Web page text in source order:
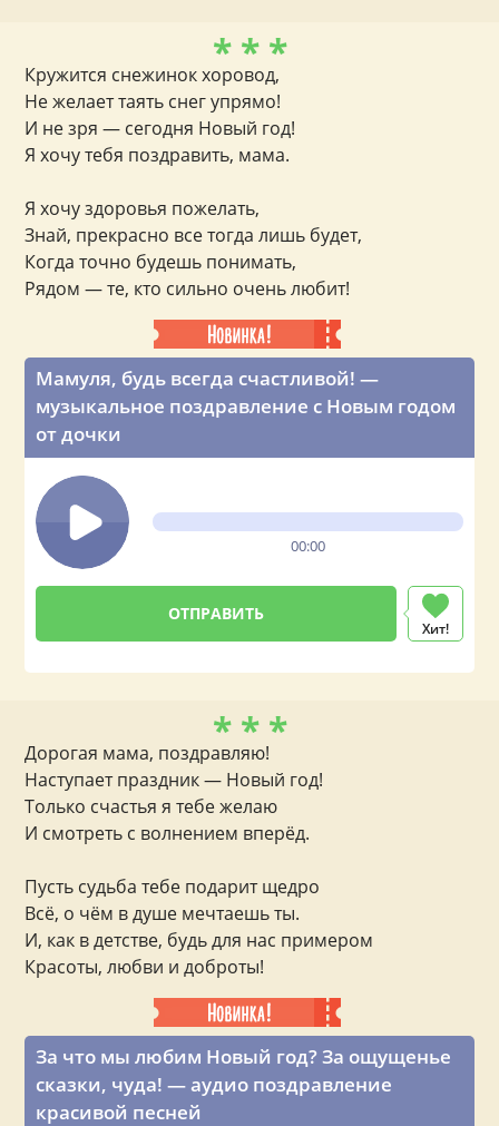
Мамуля, будь всегда счастливой! —
музыкальное поздравление с Новым годом
от дочки
00:00
Хит!
* * *
Кружится снежинок хоровод,
Не желает таять снег упрямо!
И не зря — сегодня Новый год!
Я хочу тебя поздравить, мама.
Я хочу здоровья пожелать,
Знай, прекрасно все тогда лишь будет,
Когда точно будешь понимать,
Рядом — те, кто сильно очень любит!
За что мы любим Новый год? За ощущенье
сказки, чуда! — аудио поздравление
красивой песней
* * *
Дорогая мама, поздравляю!
Наступает праздник — Новый год!
Только счастья я тебе желаю
И смотреть с волнением вперёд.
Пусть судьба тебе подарит щедро
Всё, о чём в душе мечтаешь ты.
И, как в детстве, будь для нас примером
Красоты, любви и доброты!